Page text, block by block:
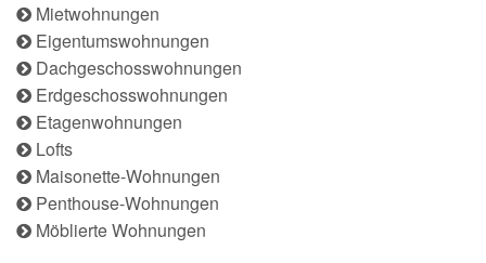
Mietwohnungen
Eigentumswohnungen
Dachgeschosswohnungen
Erdgeschosswohnungen
Etagenwohnungen
Lofts
Maisonette-Wohnungen
Penthouse-Wohnungen
Möblierte Wohnungen